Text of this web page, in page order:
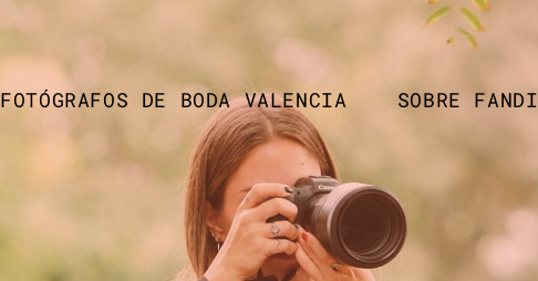
FOTÓGRAFOS DE BODA VALENCIA SOBRE FANDI